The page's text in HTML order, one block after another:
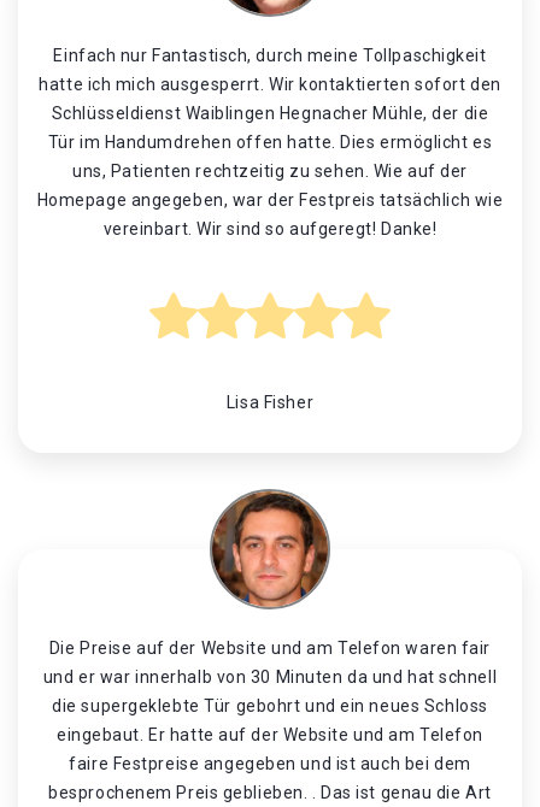
Einfach nur Fantastisch, durch meine Tollpaschigkeit
hatte ich mich ausgesperrt. Wir kontaktierten sofort den
Schlüsseldienst Waiblingen Hegnacher Mühle, der die
Tür im Handumdrehen offen hatte. Dies ermöglicht es
uns, Patienten rechtzeitig zu sehen. Wie auf der
Homepage angegeben, war der Festpreis tatsächlich wie
vereinbart. Wir sind so aufgeregt! Danke!
Lisa Fisher
Die Preise auf der Website und am Telefon waren fair
und er war innerhalb von 30 Minuten da und hat schnell
die supergeklebte Tür gebohrt und ein neues Schloss
eingebaut. Er hatte auf der Website und am Telefon
faire Festpreise angegeben und ist auch bei dem
besprochenem Preis geblieben. . Das ist genau die Art